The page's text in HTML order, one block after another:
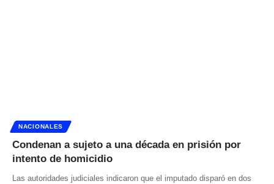
NACIONALES
Condenan a sujeto a una década en prisión por
intento de homicidio
Las autoridades judiciales indicaron que el imputado disparó en dos